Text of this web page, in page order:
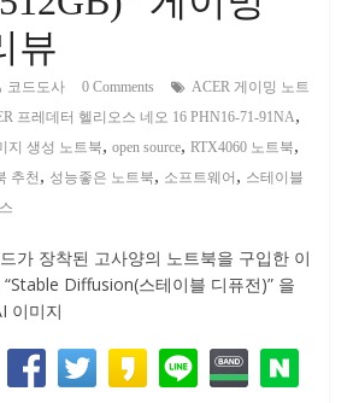
뷰
코드도사 0 Comments
ACER 게이밍 노트
프레데터 헬리오스 네오 16 PHN16-71-91NA,
지 생성 노트북, open source, RTX4060 노트북,
추천 , 성능좋은 노트북, 소프트웨어 , 스테이블
가 장착된 고사양의 노트북을 구입한 이
Diffusion(스테이블 디퓨전)” 을
이미지